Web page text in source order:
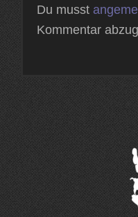
Du musst
Kommentar